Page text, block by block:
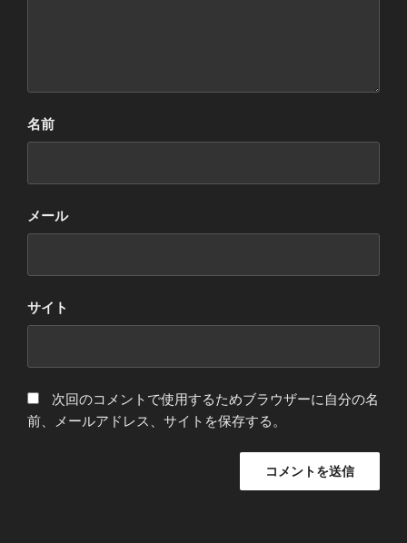
名前
メール
サイト
次回のコメントで使用するためブラウザーに自分の名
前、メールアドレス、サイトを保存する。